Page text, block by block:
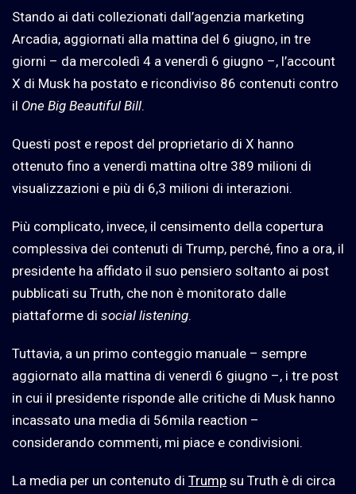
Stando ai dati collezionati dall’agenzia marketing
Arcadia, aggiornati alla mattina del 6 giugno, in tre
giorni – da mercoledì 4 a venerdì 6 giugno –, l’account
X di Musk ha postato e ricondiviso 86 contenuti contro
il One Big Beautiful Bill.
Questi post e repost del proprietario di X hanno
ottenuto fino a venerdì mattina oltre 389 milioni di
visualizzazioni e più di 6,3 milioni di interazioni.
Più complicato, invece, il censimento della copertura
complessiva dei contenuti di Trump, perché, fino a ora, il
presidente ha affidato il suo pensiero soltanto ai post
pubblicati su Truth, che non è monitorato dalle
piattaforme di social listening.
Tuttavia, a un primo conteggio manuale – sempre
aggiornato alla mattina di venerdì 6 giugno –, i tre post
in cui il presidente risponde alle critiche di Musk hanno
incassato una media di 56mila reaction –
considerando commenti, mi piace e condivisioni.
La media per un contenuto di Trump su Truth è di circa